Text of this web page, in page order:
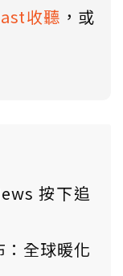
收聽 ，或
按下追
：全球暖化